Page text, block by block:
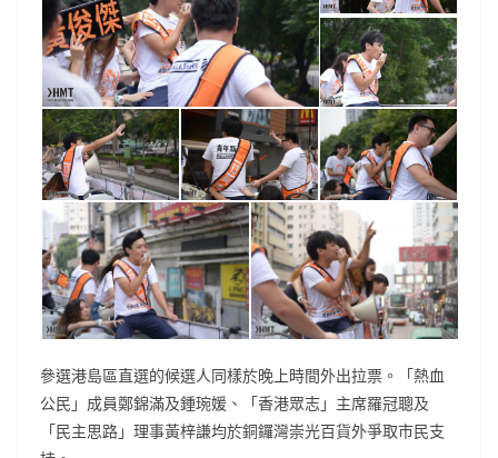
參選港島區直選的候選人同樣於晚上時間外出拉票。「熱血
公民」成員鄭錦滿及鍾琬媛、「香港眾志」主席羅冠聰及
「民主思路」理事黃梓謙均於銅鑼灣崇光百貨外爭取市民支